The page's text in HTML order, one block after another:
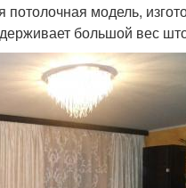
модель,
большой вес